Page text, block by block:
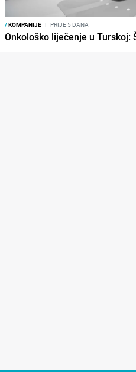
/KOMPANIJE I PRIJE 5 DANA
Onkološko liječenje u Turskoj: